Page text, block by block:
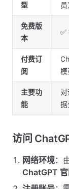
型
员
免费版
本
✅
付费订
阅
模
主要功
能
据
访问
网络环境：
ChatGPT 官